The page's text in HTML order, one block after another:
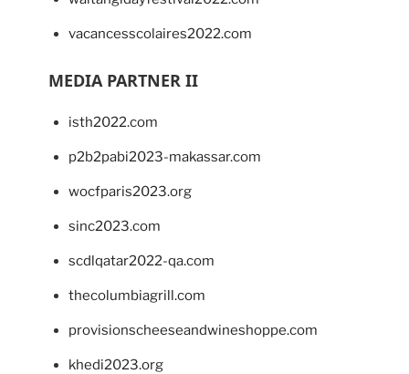
vacancesscolaires2022.com
MEDIA PARTNER II
isth2022.com
p2b2pabi2023-makassar.com
wocfparis2023.org
sinc2023.com
scdlqatar2022-qa.com
thecolumbiagrill.com
provisionscheeseandwineshoppe.com
khedi2023.org